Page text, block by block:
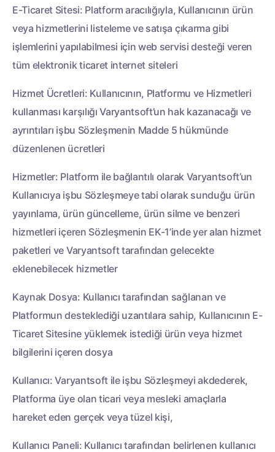
E-Ticaret Sitesi: Platform aracılığıyla, Kullanıcının ürün
veya hizmetlerini listeleme ve satışa çıkarma gibi
işlemlerini yapılabilmesi için web servisi desteği veren
tüm elektronik ticaret internet siteleri
Hizmet Ücretleri: Kullanıcının, Platformu ve Hizmetleri
kullanması karşılığı Varyantsoft’un hak kazanacağı ve
ayrıntıları işbu Sözleşmenin Madde 5 hükmünde
düzenlenen ücretleri
Hizmetler: Platform ile bağlantılı olarak Varyantsoft’un
Kullanıcıya işbu Sözleşmeye tabi olarak sunduğu ürün
yayınlama, ürün güncelleme, ürün silme ve benzeri
hizmetleri içeren Sözleşmenin EK-1’inde yer alan hizmet
paketleri ve Varyantsoft tarafından gelecekte
eklenebilecek hizmetler
Kaynak Dosya: Kullanıcı tarafından sağlanan ve
Platformun desteklediği uzantılara sahip, Kullanıcının E-
Ticaret Sitesine yüklemek istediği ürün veya hizmet
bilgilerini içeren dosya
Kullanıcı: Varyantsoft ile işbu Sözleşmeyi akdederek,
Platforma üye olan ticari veya mesleki amaçlarla
hareket eden gerçek veya tüzel kişi,
Kullanıcı Paneli: Kullanıcı tarafından belirlenen kullanıcı